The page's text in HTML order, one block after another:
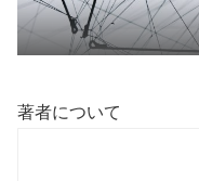
著者について